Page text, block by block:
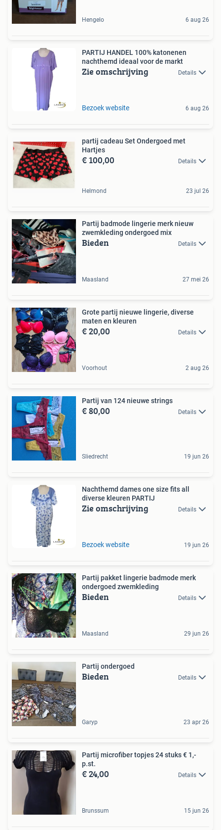
Hengelo 6 aug 26
PARTIJ HANDEL 100% katonenen
nachthemd ideaal voor de markt
Zie omschrijving Details
Bezoek website 6 aug 26
partij cadeau Set Ondergoed met
Hartjes
€ 100,00 Details
Helmond 23 jul 26
Partij badmode lingerie merk nieuw
zwemkleding ondergoed mix
Bieden Details
Maasland 27 mei 26
Grote partij nieuwe lingerie, diverse
maten en kleuren
€ 20,00 Details
Voorhout 2 aug 26
Partij van 124 nieuwe strings
€ 80,00 Details
Sliedrecht 19 jun 26
Nachthemd dames one size fits all
diverse kleuren PARTIJ
Zie omschrijving Details
Bezoek website 19 jun 26
Partij pakket lingerie badmode merk
ondergoed zwemkleding
Bieden Details
Maasland 29 jun 26
Partij ondergoed
Bieden Details
Garyp 23 apr 26
Partij microfiber topjes 24 stuks € 1,-
p.st.
€ 24,00 Details
Brunssum 15 jun 26